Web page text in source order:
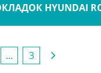
HYUNDAI
... 3